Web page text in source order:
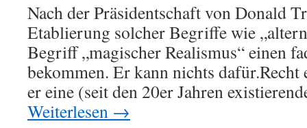
Nach der Präsidentschaft von Donald
Etablierung solcher Begriffe wie
Begriff „magischer Realismus“ einen
bekommen. Er kann nichts dafür.Recht
er eine (seit den 20er Jahren
Weiterlesen →